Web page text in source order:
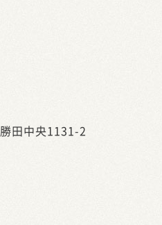
田中央1131-2